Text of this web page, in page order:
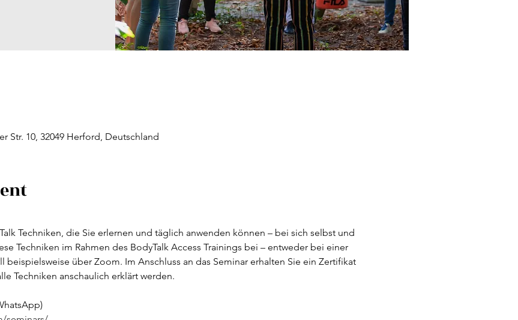
Str. 10, 32049 Herford, Deutschland
Techniken, die Sie erlernen und täglich anwenden können – bei sich selbst und
Techniken im Rahmen des BodyTalk Access Trainings bei – entweder bei einer
beispielsweise über Zoom. Im Anschluss an das Seminar erhalten Sie ein Zertifikat
Techniken anschaulich erklärt werden.